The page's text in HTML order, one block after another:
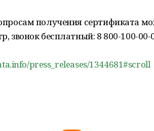
получения сертификата
звонок бесплатный: 8 800-100-00-
press_releases/1344681#scroll